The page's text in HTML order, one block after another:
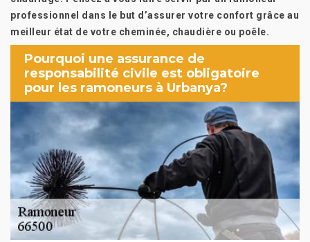
professionnel dans le but d’assurer votre confort grâce au
meilleur état de votre cheminée, chaudière ou poêle.
Pourquoi une assurance de
responsabilité civile est obligatoire
pour les ramoneurs à Urbanya?